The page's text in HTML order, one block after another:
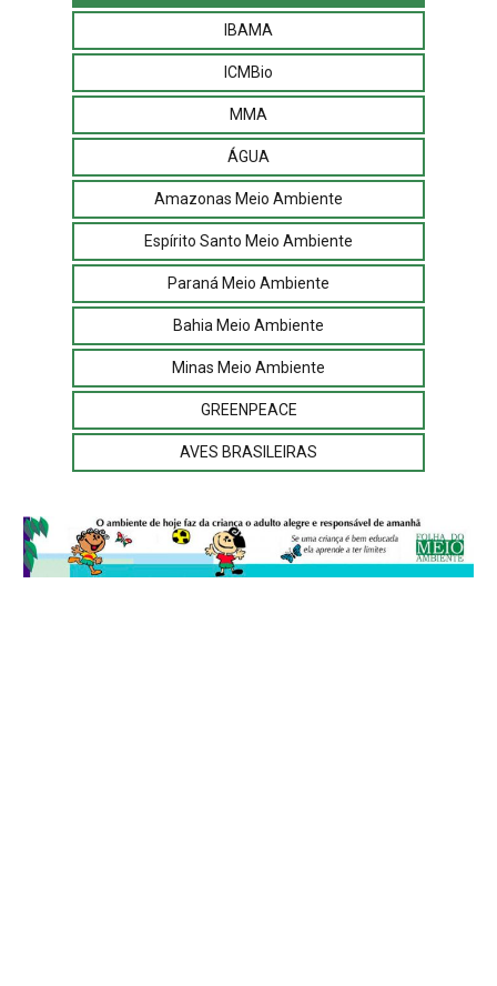
IBAMA
ICMBio
MMA
ÁGUA
Amazonas Meio Ambiente
Espírito Santo Meio Ambiente
Paraná Meio Ambiente
Bahia Meio Ambiente
Minas Meio Ambiente
GREENPEACE
AVES BRASILEIRAS